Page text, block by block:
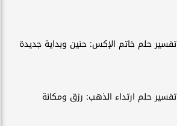
تفسير حلم خاتم الإكس: حنين وبداية جديدة
تفسير حلم ارتداء الذهب: رزق ومكانة